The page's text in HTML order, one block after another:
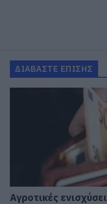
ΔΙΑΒΑΣΤΕ ΕΠΙΣΗΣ
Αγροτικές